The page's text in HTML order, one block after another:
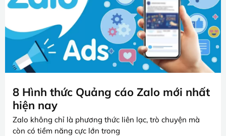
8 Hình thức Quảng cáo Zalo mới nhất
hiện nay
Zalo không chỉ là phương thức liên lạc, trò chuyện mà
còn có tiềm năng cực lớn trong